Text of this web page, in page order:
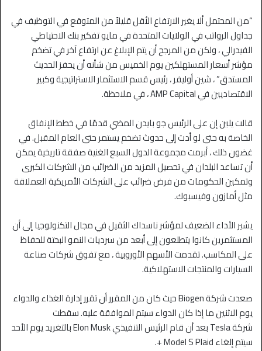
“من المحتمل ألا يغير الارتفاع الأقل قليلاً من المتوقع في التوظيف في
جداول الرواتب في الولايات المتحدة في مايو تفكير بنك الاحتياطي
الفيدرالي ، ولكن من المرجح أن يتم الإبلاغ عن ارتفاع آخر في تضخم
مؤشر أسعار المستهلكين يوم الخميس من شأنه أن يحفز الحديث
المستدق” ، شين أوليفر ، رئيس قسم الاستثمار الاستراتيجية وكبير
الاقتصاديين في AMP Capital ، في ملاحظة.
قالت يلين إن على الرئيس جو بايدن المضي قدمًا في خطط الإنفاق
الخاصة به حتى لو أدت إلى حدوث تضخم يستمر حتى العام المقبل. في
غضون ذلك ، أبرمت مجموعة الدول السبع الغنية صفقة تاريخية يمكن
أن تساعد البلدان في تحصيل المزيد من الضرائب من الشركات الكبرى
وتمكين الحكومات من فرض ضرائب على الشركات الأمريكية العملاقة
مثل أمازون وفيسبوك.
يشير الأداء الضعيف لمؤشر ناسداك الثقيل في مجال التكنولوجيا إلى أن
المستثمرين كانوا يتطلعون إلى أبعد من سرديات النمو البحتة للحفاظ
على المكاسب. تقدمت الأسهم الأوروبية ، مع تفوق شركات صناعة
السيارات والمنتجات الاستهلاكية.
صعدت شركة Biogen حيث كان من المقرر أن تقرر إدارة الغذاء والدواء
يوم الاثنين ما إذا كان الدواء سيتم الموافقة عليه. سقطت
شركة Tesla بعد أن قام الرئيس التنفيذي Elon Musk بالتغريد يوم الأحد
سيتم إلغاء Model S Plaid +.